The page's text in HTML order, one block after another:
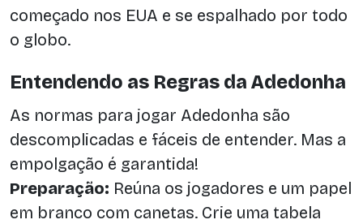
começado nos EUA e se espalhado por todo
o globo.
Entendendo as Regras da Adedonha
As normas para jogar Adedonha são
descomplicadas e fáceis de entender. Mas a
empolgação é garantida!
Preparação: Reúna os jogadores e um papel
em branco com canetas. Crie uma tabela